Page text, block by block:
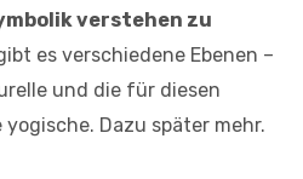
verstehen zu
es verschiedene Ebenen –
und die für diesen
Dazu später mehr.